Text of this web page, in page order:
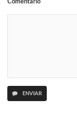
Comentario
ENVIAR